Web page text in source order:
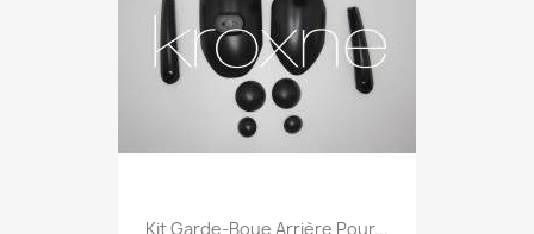
Kit Garde-Boue Arrière Pour...